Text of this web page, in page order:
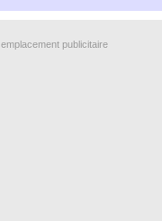
emplacement publicitaire